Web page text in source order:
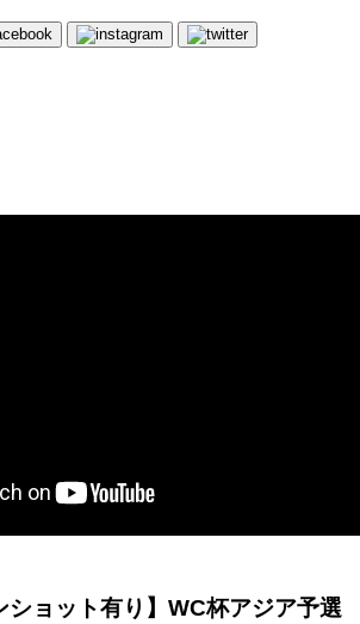
ショット有り】WC杯アジア予選